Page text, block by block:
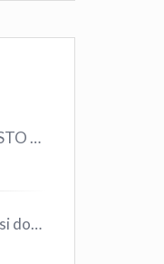
BITCOIN cosa aspettarsi dopo il “Crollo”? – CryptoMonday NEWS w16/’21